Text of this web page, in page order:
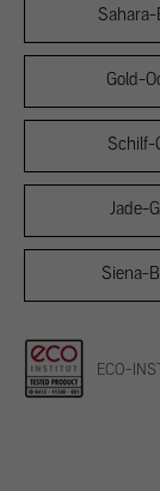
Sahara-
Gold-
Schilf-
Jade-
Siena-
ECO-